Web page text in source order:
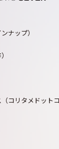
ナップ）
コリタメドットコ